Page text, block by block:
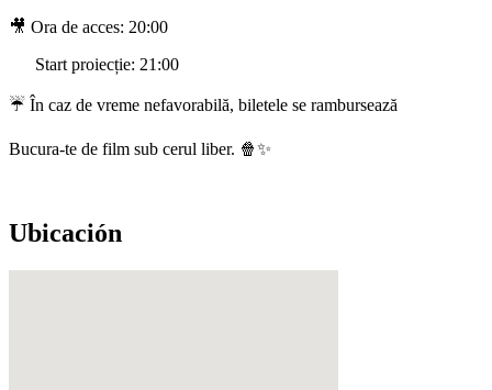
🎥 Ora de acces: 20:00
Start proiecție: 21:00
☔ În caz de vreme nefavorabilă, biletele se rambursează
Bucura-te de film sub cerul liber. 🍿✨
Ubicación